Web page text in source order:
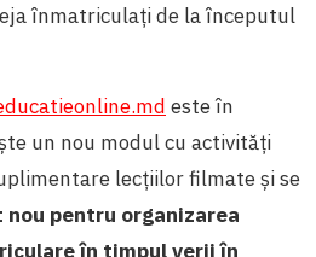
înmatriculați de la începutul
este în
un nou modul cu activități
lecțiilor filmate și se
nou pentru organizarea
în timpul verii în